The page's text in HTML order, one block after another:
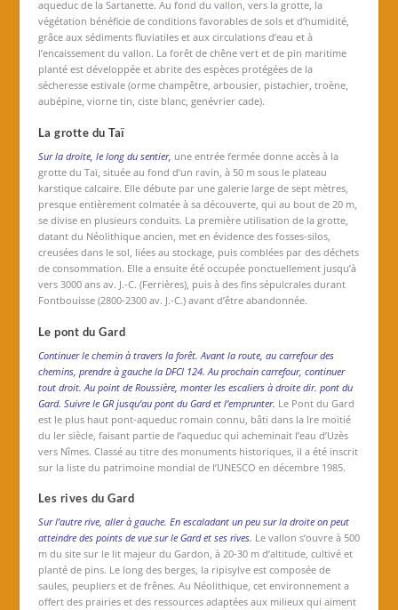
aqueduc de la Sartanette. Au fond du vallon, vers la grotte, la
végétation bénéficie de conditions favorables de sols et d’humidité,
grâce aux sédiments fluviatiles et aux circulations d’eau et à
l’encaissement du vallon. La forêt de chêne vert et de pin maritime
planté est développée et abrite des espèces protégées de la
sécheresse estivale (orme champêtre, arbousier, pistachier, troène,
aubépine, viorne tin, ciste blanc, genévrier cade).
La grotte du Taï
Sur la droite, le long du sentier, une entrée fermée donne accès à la
grotte du Taï, située au fond d’un ravin, à 50 m sous le plateau
karstique calcaire. Elle débute par une galerie large de sept mètres,
presque entièrement colmatée à sa découverte, qui au bout de 20 m,
se divise en plusieurs conduits. La première utilisation de la grotte,
datant du Néolithique ancien, met en évidence des fosses-silos,
creusées dans le sol, liées au stockage, puis comblées par des déchets
de consommation. Elle a ensuite été occupée ponctuellement jusqu’à
vers 3000 ans av. J.-C. (Ferrières), puis à des fins sépulcrales durant
Fontbouisse (2800-2300 av. J.-C.) avant d’être abandonnée.
Le pont du Gard
Continuer le chemin à travers la forêt. Avant la route, au carrefour des
chemins, prendre à gauche la DFCI 124. Au prochain carrefour, continuer
tout droit. Au point de Roussière, monter les escaliers à droite dir. pont du
Gard. Suivre le GR jusqu’au pont du Gard et l’emprunter. Le Pont du Gard
est le plus haut pont-aqueduc romain connu, bâti dans la Ire moitié
du Ier siècle, faisant partie de l’aqueduc qui acheminait l’eau d’Uzès
vers Nîmes. Classé au titre des monuments historiques, il a été inscrit
sur la liste du patrimoine mondial de l’UNESCO en décembre 1985.
Les rives du Gard
Sur l’autre rive, aller à gauche. En escaladant un peu sur la droite on peut
atteindre des points de vue sur le Gard et ses rives. Le vallon s’ouvre à 500
m du site sur le lit majeur du Gardon, à 20-30 m d’altitude, cultivé et
planté de pins. Le long des berges, la ripisylve est composée de
saules, peupliers et de frênes. Au Néolithique, cet environnement a
offert des prairies et des ressources adaptées aux milieux qui aiment